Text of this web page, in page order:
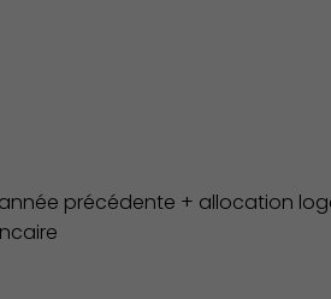
précédente + allocation